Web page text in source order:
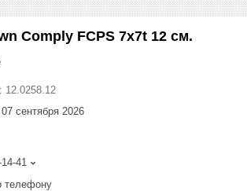
Comply FCPS 7x7t 12 см.
12.0258.12
сентября 2026
41
телефону